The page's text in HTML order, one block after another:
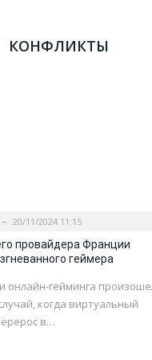
КОНФЛИКТЫ
20/11/2024 11:15
провайдера Франции
геймера
онлайн-гейминга
когда виртуальный
в…